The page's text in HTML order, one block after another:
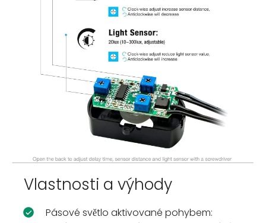
Vlastnosti a výhody
Pásové světlo aktivované pohybem: